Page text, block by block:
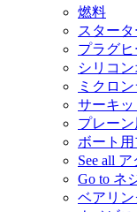
燃料
スタータ
プラグ
シリコ
ミクロ
サーキッ
プレー
ボート
See all
Go to ネ
ベアリン